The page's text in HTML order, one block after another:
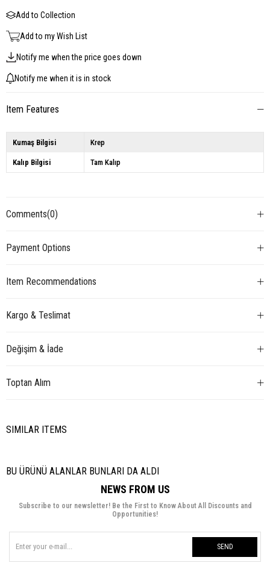
Add to Collection
Add to my Wish List
Notify me when the price goes down
Notify me when it is in stock
Item Features
Kumaş Bilgisi Krep
Kalıp Bilgisi Tam Kalıp
Comments(0)
Payment Options
Item Recommendations
Kargo & Teslimat
Değişim & İade
Toptan Alım
SIMILAR ITEMS
BU ÜRÜNÜ ALANLAR BUNLARI DA ALDI
NEWS FROM US
Subscribe to our newsletter! Be the First to Know About All Discounts and
Opportunities!
SEND